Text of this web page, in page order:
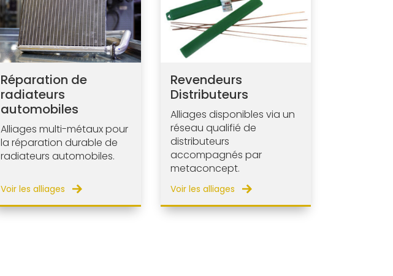
Réparation de
radiateurs
automobiles
Alliages multi-métaux pour
la réparation durable de
radiateurs automobiles.
Voir les alliages
Revendeurs
Distributeurs
Alliages disponibles via un
réseau qualifié de
distributeurs
accompagnés par
metaconcept.
Voir les alliages